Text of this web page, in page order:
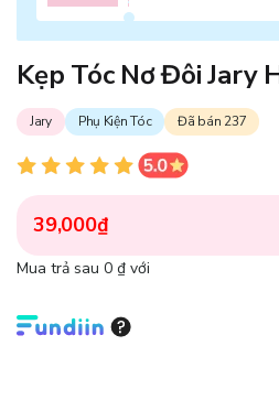
Kẹp Tóc Nơ Đôi Jary
Jary Phụ Kiện Tóc Đã bán 237
39,000₫
Mua trả sau 0 ₫ với